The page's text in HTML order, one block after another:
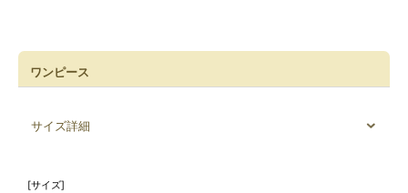
ワンピース
サイズ詳細
[サイズ]